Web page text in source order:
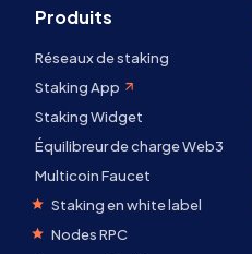
Produits
Réseaux de staking
Staking App
Staking Widget
Équilibreur de charge Web3
Multicoin Faucet
Staking en white label
Nodes RPC